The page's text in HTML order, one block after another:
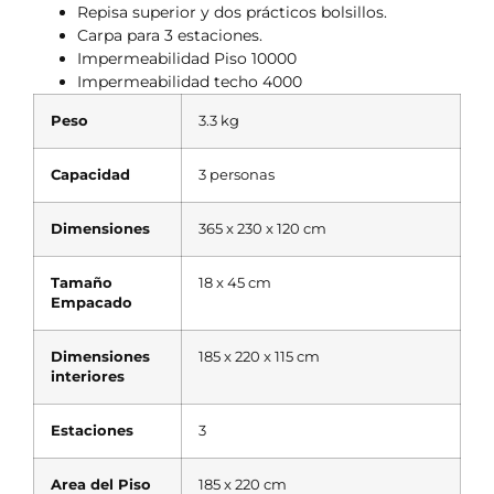
Repisa superior y dos prácticos bolsillos.
Carpa para 3 estaciones.
Impermeabilidad Piso 10000
Impermeabilidad techo 4000
Peso 3.3 kg
Capacidad 3 personas
Dimensiones 365 x 230 x 120 cm
Tamaño
Empacado
18 x 45 cm
Dimensiones
interiores
185 x 220 x 115 cm
Estaciones 3
Area del Piso 185 x 220 cm